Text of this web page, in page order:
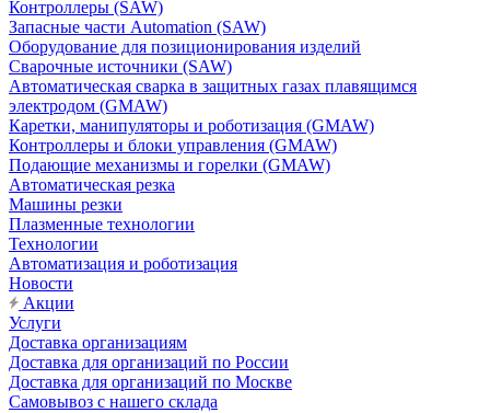
Контроллеры (SAW)
Запасные части Automation (SAW)
Оборудование для позиционирования изделий
Сварочные источники (SAW)
Автоматическая сварка в защитных газах плавящимся
электродом (GMAW)
Каретки, манипуляторы и роботизация (GMAW)
Контроллеры и блоки управления (GMAW)
Подающие механизмы и горелки (GMAW)
Автоматическая резка
Машины резки
Плазменные технологии
Технологии
Автоматизация и роботизация
Новости
Акции
Услуги
Доставка организациям
Доставка для организаций по России
Доставка для организаций по Москве
Самовывоз с нашего склада